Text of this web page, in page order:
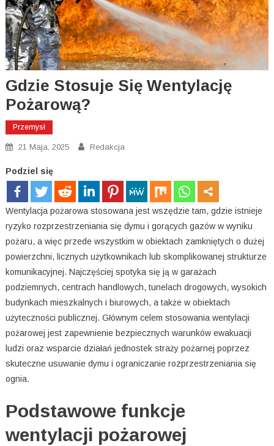
Gdzie Stosuje Się Wentylację
Pożarową?
Przemysł
21 Maja, 2025 Redakcja
Podziel się
Wentylacja pożarowa stosowana jest wszędzie tam, gdzie istnieje
ryzyko rozprzestrzeniania się dymu i gorących gazów w wyniku
pożaru, a więc przede wszystkim w obiektach zamkniętych o dużej
powierzchni, licznych użytkownikach lub skomplikowanej strukturze
komunikacyjnej. Najczęściej spotyka się ją w garażach
podziemnych, centrach handlowych, tunelach drogowych, wysokich
budynkach mieszkalnych i biurowych, a także w obiektach
użyteczności publicznej. Głównym celem stosowania wentylacji
pożarowej jest zapewnienie bezpiecznych warunków ewakuacji
ludzi oraz wsparcie działań jednostek straży pożarnej poprzez
skuteczne usuwanie dymu i ograniczanie rozprzestrzeniania się
ognia.
Podstawowe funkcje
wentylacji pożarowej